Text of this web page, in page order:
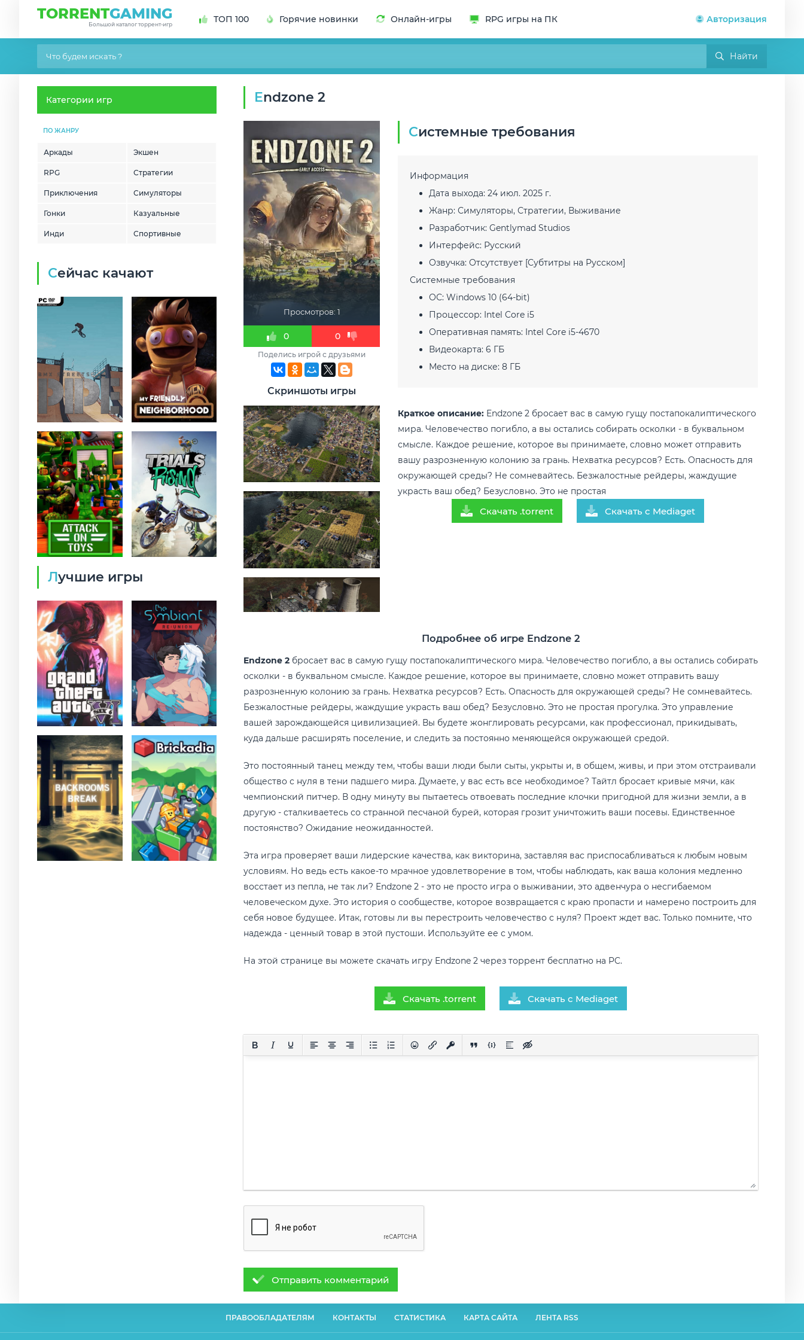
TORRENTGAMING
Большой каталог торрент-игр ТОП 100 Горячие новинки Онлайн-игры RPG игры на ПК Авторизация
Найти
Категории игр
ПО ЖАНРУ
Аркады Экшен
RPG Стратегии
Приключения Симуляторы
Гонки Казуальные
Инди Спортивные
Сейчас качают
Лучшие игры
Endzone 2
Просмотров: 1
0 0
Поделись игрой с друзьями
Скриншоты игры
Системные требования
Информация
Дата выхода: 24 июл. 2025 г.
Жанр: Симуляторы, Стратегии, Выживание
Разработчик: Gentlymad Studios
Интерфейс: Русский
Озвучка: Отсутствует [Субтитры на Русском]
Системные требования
ОС: Windows 10 (64-bit)
Процессор: Intel Core i5
Оперативная память: Intel Core i5-4670
Видеокарта: 6 ГБ
Место на диске: 8 ГБ
Краткое описание: Endzone 2 бросает вас в самую гущу постапокалиптического
мира. Человечество погибло, а вы остались собирать осколки - в буквальном
смысле. Каждое решение, которое вы принимаете, словно может отправить
вашу разрозненную колонию за грань. Нехватка ресурсов? Есть. Опасность для
окружающей среды? Не сомневайтесь. Безжалостные рейдеры, жаждущие
украсть ваш обед? Безусловно. Это не простая
Скачать .torrent Скачать с Mediaget
Подробнее об игре Endzone 2
Endzone 2 бросает вас в самую гущу постапокалиптического мира. Человечество погибло, а вы остались собирать
осколки - в буквальном смысле. Каждое решение, которое вы принимаете, словно может отправить вашу
разрозненную колонию за грань. Нехватка ресурсов? Есть. Опасность для окружающей среды? Не сомневайтесь.
Безжалостные рейдеры, жаждущие украсть ваш обед? Безусловно. Это не простая прогулка. Это управление
вашей зарождающейся цивилизацией. Вы будете жонглировать ресурсами, как профессионал, прикидывать,
куда дальше расширять поселение, и следить за постоянно меняющейся окружающей средой.
Это постоянный танец между тем, чтобы ваши люди были сыты, укрыты и, в общем, живы, и при этом отстраивали
общество с нуля в тени падшего мира. Думаете, у вас есть все необходимое? Тайтл бросает кривые мячи, как
чемпионский питчер. В одну минуту вы пытаетесь отвоевать последние клочки пригодной для жизни земли, а в
другую - сталкиваетесь со странной песчаной бурей, которая грозит уничтожить ваши посевы. Единственное
постоянство? Ожидание неожиданностей.
Эта игра проверяет ваши лидерские качества, как викторина, заставляя вас приспосабливаться к любым новым
условиям. Но ведь есть какое-то мрачное удовлетворение в том, чтобы наблюдать, как ваша колония медленно
восстает из пепла, не так ли? Endzone 2 - это не просто игра о выживании, это адвенчура о несгибаемом
человеческом духе. Это история о сообществе, которое возвращается с краю пропасти и намерено построить для
себя новое будущее. Итак, готовы ли вы перестроить человечество с нуля? Проект ждет вас. Только помните, что
надежда - ценный товар в этой пустоши. Используйте ее с умом.
На этой странице вы можете скачать игру Endzone 2 через торрент бесплатно на PC.
Скачать .torrent Скачать с Mediaget
Отправить комментарий
ПРАВООБЛАДАТЕЛЯМ КОНТАКТЫ СТАТИСТИКА КАРТА САЙТА ЛЕНТА RSS